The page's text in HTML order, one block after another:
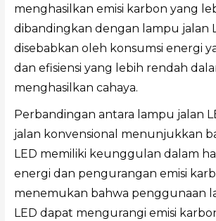
menghasilkan emisi karbon yang
dibandingkan dengan lampu jalan
disebabkan oleh konsumsi energi
dan efisiensi yang lebih rendah
menghasilkan cahaya.
Perbandingan antara lampu jalan
jalan konvensional menunjukkan
LED memiliki keunggulan dalam
energi dan pengurangan emisi
menemukan bahwa penggunaan
LED dapat mengurangi emisi